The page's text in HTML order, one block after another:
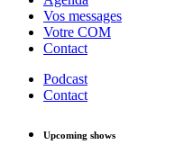
Vos messages
Votre COM
Contact
Podcast
Contact
Upcoming shows